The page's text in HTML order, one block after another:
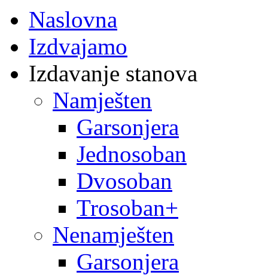
Naslovna
Izdvajamo
Izdavanje stanova
Namješten
Garsonjera
Jednosoban
Dvosoban
Trosoban+
Nenamješten
Garsonjera